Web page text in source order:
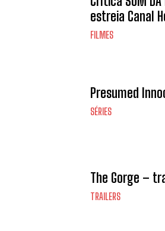
estreia Canal
FILMES
Presumed
SÉRIES
The Gorge –
TRAILERS